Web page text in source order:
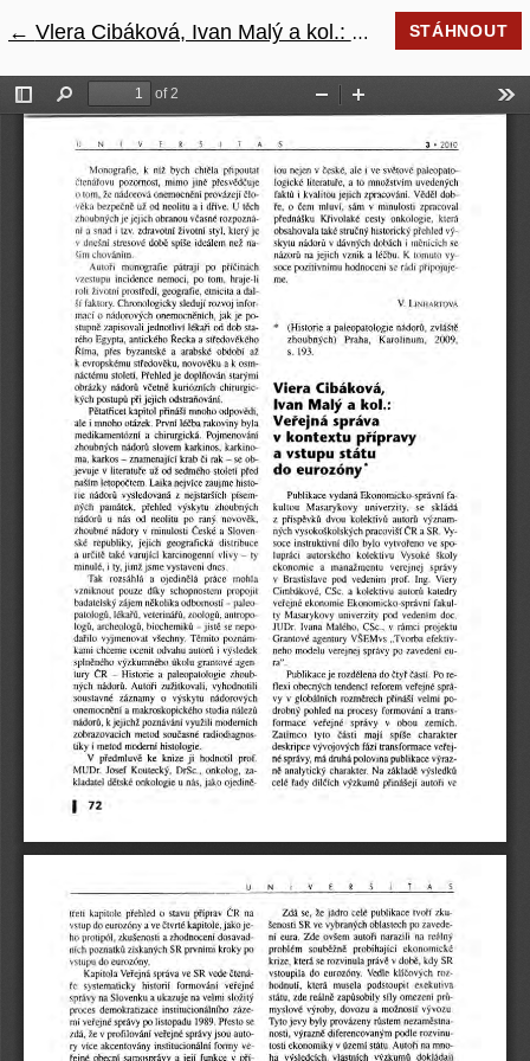
← Návrat na podrobnosti článku
Vlera Cibáková, Ivan Malý a kol.: Veřejná správa v kontextu přípravy a vstupu státu do eurozóny STÁHNOUT